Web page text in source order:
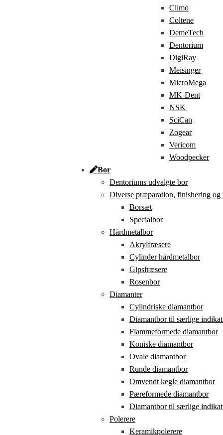
Climo
Coltene
DemeTech
Dentorium
DigiRay
Meisinger
MicroMega
MK-Dent
NSK
SciCan
Zogear
Vericom
Woodpecker
Bor
Dentoriums udvalgte bor
Diverse præparation, finishering og
Borsæt
Specialbor
Hårdmetalbor
Akrylfræsere
Cylinder hårdmetalbor
Gipsfræsere
Rosenbor
Diamanter
Cylindriske diamantbor
Diamantbor til særlige
Flammeformede diamantbor
Koniske diamantbor
Ovale diamantbor
Runde diamantbor
Omvendt kegle diamantbor
Pæreformede diamantbor
Diamantbor til særlige
Polerere
Keramikpolerere